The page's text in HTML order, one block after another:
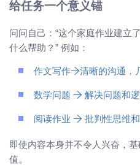
给任务一个意义锚
问问自己：“这个家庭作业建立
什么帮助？” 例如：
作文写作→清晰的沟通，
数学问题 → 解决问题和逻
阅读作业 → 批判性思维和
即使内容本身并不令人兴奋，
值。